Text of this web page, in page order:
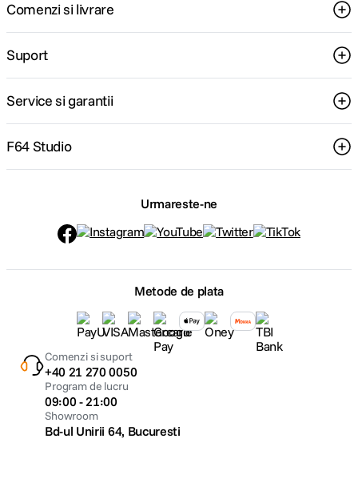
Comenzi si livrare
Suport
Service si garantii
F64 Studio
Urmareste-ne
Metode de plata
Comenzi si suport
+40 21 270 0050
Program de lucru
09:00 - 21:00
Showroom
Bd-ul Unirii 64, Bucuresti